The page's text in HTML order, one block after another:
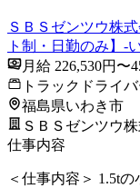
ＳＢＳゼンツウ株
ト制・日勤のみ】-
月給 226,530円〜
トラックドライ
福島県いわき市
ＳＢＳゼンツウ
仕事内容
＜仕事内容＞ 1.5t